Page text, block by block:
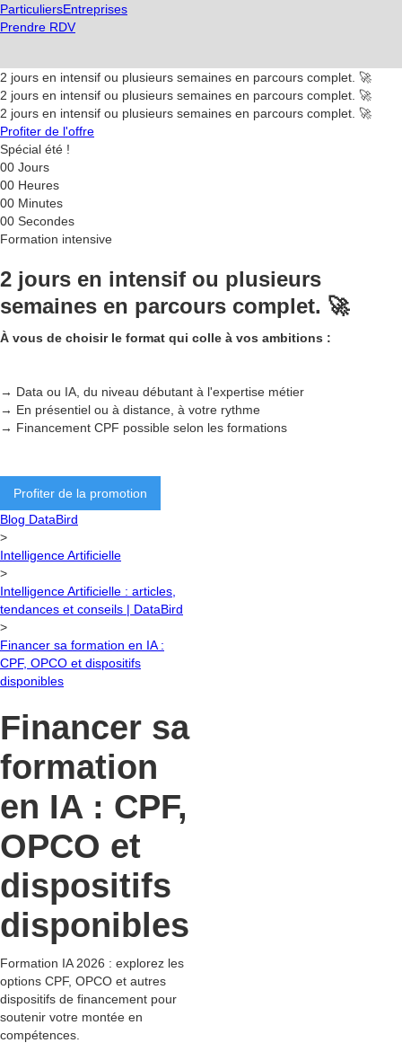
ParticuliersEntreprises
Prendre RDV
2 jours en intensif ou plusieurs semaines en parcours complet. 🚀
2 jours en intensif ou plusieurs semaines en parcours complet. 🚀
2 jours en intensif ou plusieurs semaines en parcours complet. 🚀
Profiter de l'offre
Spécial été !
00 Jours
00 Heures
00 Minutes
00 Secondes
Formation intensive
2 jours en intensif ou plusieurs
semaines en parcours complet. 🚀
À vous de choisir le format qui colle à vos ambitions :
→ Data ou IA, du niveau débutant à l'expertise métier
→ En présentiel ou à distance, à votre rythme
→ Financement CPF possible selon les formations
Profiter de la promotion
Blog DataBird
>
Intelligence Artificielle
>
Intelligence Artificielle : articles,
tendances et conseils | DataBird
>
Financer sa formation en IA :
CPF, OPCO et dispositifs
disponibles
Financer sa
formation
en IA : CPF,
OPCO et
dispositifs
disponibles
Formation IA 2026 : explorez les
options CPF, OPCO et autres
dispositifs de financement pour
soutenir votre montée en
compétences.